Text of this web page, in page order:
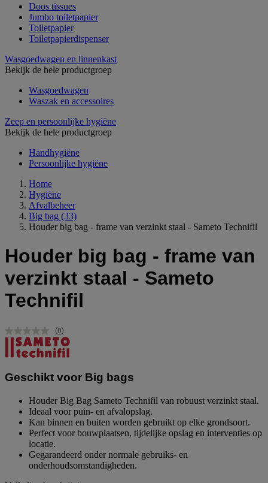
Doos tissues
Jumbo toiletpapier
Toiletpapier
Toiletpapierdispenser
Wasgoedwagen en linnenkast
Bekijk de hele productgroep
Wasgoedwagen
Waszak en accessoires
Zeep en persoonlijke hygiëne
Bekijk de hele productgroep
Handhygiëne
Persoonlijke hygiëne
Home
Hygiëne
Afvalbeheer
Big bag (33)
Houder big bag - frame van verzinkt staal - Sameto Technifil
Houder big bag - frame van
verzinkt staal - Sameto
Technifil
Geen
scorewaarde.
Dezelfde
(0)
Geschikt voor Big bags
Houder Big Bag Sameto Technifil van robuust verzinkt staal.
Ideaal voor puin- en afvalopslag.
Kan binnen en buiten worden gebruikt op elke grondsoort.
Perfect voor bouwplaatsen, tijdelijke opslag en interventies op
locatie.
Gegarandeerd onder normale gebruiks- en
onderhoudsomstandigheden.